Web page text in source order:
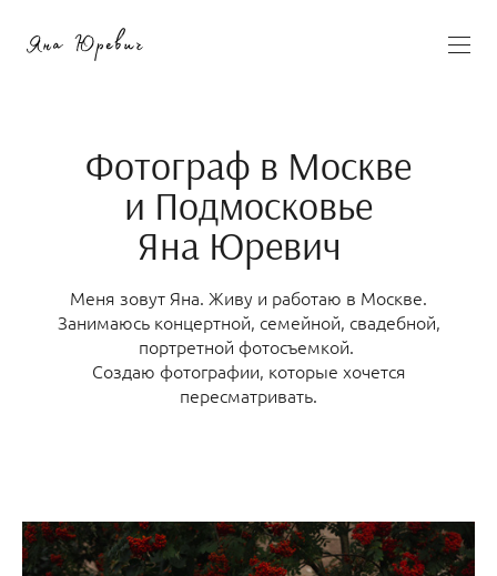
Фотограф в Москве
и Подмосковье
Яна Юревич
Меня зовут Яна. Живу и работаю в Москве.
Занимаюсь концертной, семейной, свадебной,
портретной фотосъемкой.
Создаю фотографии, которые хочется
пересматривать.